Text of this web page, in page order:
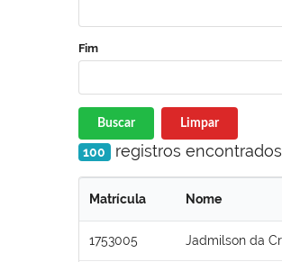
Fim
Buscar Limpar
100 registros
Matrícula Nome
1753005 Jadmilson da